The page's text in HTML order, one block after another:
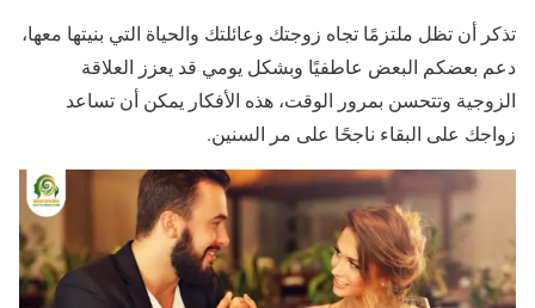
تذكر أن تظل ملتزمًا تجاه زوجتك وعائلتك والحياة التي بنيتها معها،
دعم بعضكم البعض عاطفيًا وبشكل يومي قد يعزز العلاقة
الزوجية وتتحسن بمرور الوقت، هذه الأفكار يمكن أن تساعد
زواجك على البقاء ناجحًا على مر السنين.